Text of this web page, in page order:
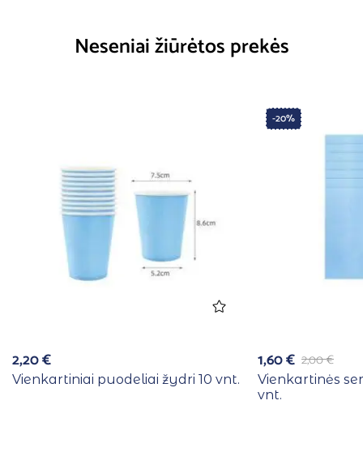
Neseniai žiūrėtos prekės
2,20€
Vienkartiniai puodeliai žydri 10 vnt.
-20%
2,00€
1,60€
Vienkartinės
vnt.